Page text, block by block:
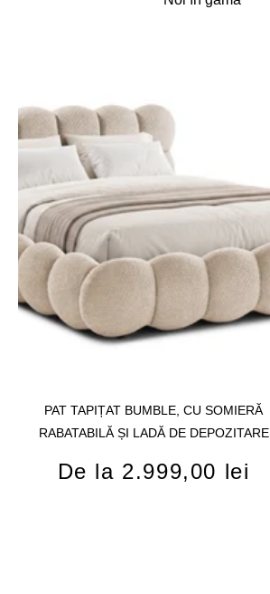
PAT TAPIȚAT BUMBLE, CU SOMIERĂ
RABATABILĂ ȘI LADĂ DE DEPOZITARE
De la 2.999,00 lei